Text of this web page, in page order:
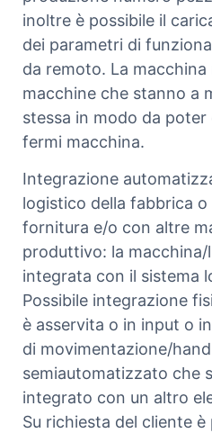
inoltre è possibile il
dei parametri di
da remoto. La
macchine che stanno a
stessa in modo da
fermi macchina.
Integrazione
logistico della fabbrica
fornitura e/o con altre
produttivo: la macchina/
integrata con il sistema
Possibile integrazione
è asservita o in input o
di movimentazione/
semiautomatizzato che
integrato con un altro
Su richiesta del cliente